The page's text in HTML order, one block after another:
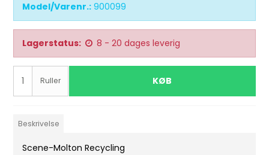
Model/Varenr.: 900099
Lagerstatus: 8 - 20 dages leverig
Ruller KØB
Beskrivelse
Scene-Molton Recycling